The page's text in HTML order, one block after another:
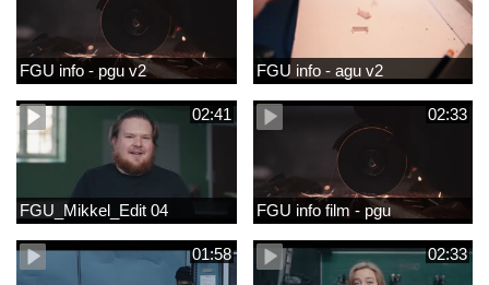
FGU info - pgu v2 FGU info - agu v2
02:41
FGU_Mikkel_Edit 04
02:33
FGU info film - pgu
01:58 02:33